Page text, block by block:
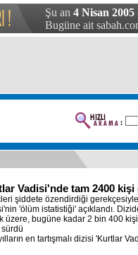
Şu an 4 Nisan 2005
Bugüne ait
Vadisi'nde tam 2400 kişi
şiddete özendirdiği
'ölüm istatistiği' açıklandı.
üzere, bugüne kadar 2 bin 400
en tartışmalı dizisi 'Kurtlar